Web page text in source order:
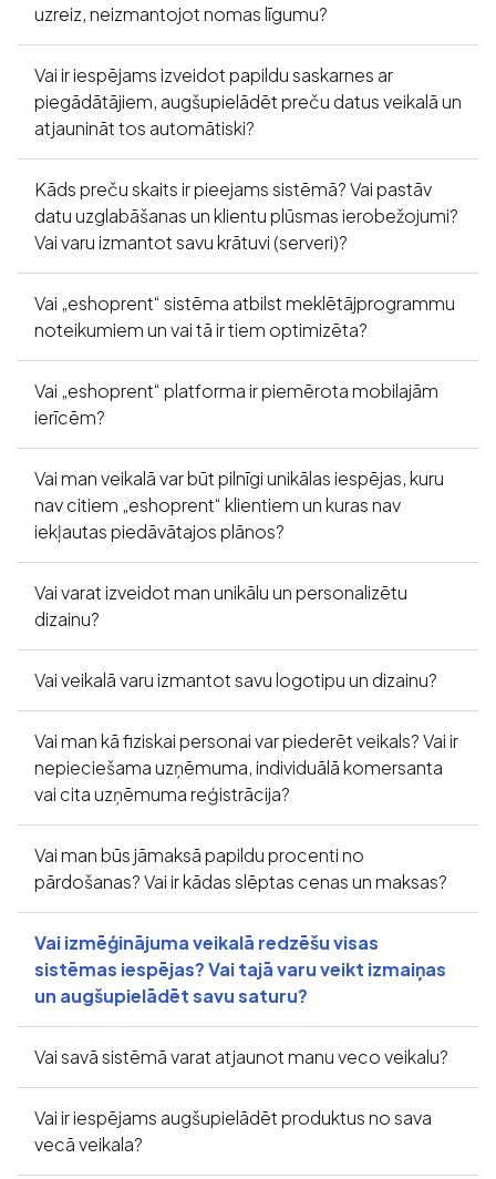
uzreiz, neizmantojot nomas līgumu?
Vai ir iespējams izveidot papildu saskarnes ar
piegādātājiem, augšupielādēt preču datus veikalā un
atjaunināt tos automātiski?
Kāds preču skaits ir pieejams sistēmā? Vai pastāv
datu uzglabāšanas un klientu plūsmas ierobežojumi?
Vai varu izmantot savu krātuvi (serveri)?
Vai „eshoprent“ sistēma atbilst meklētājprogrammu
noteikumiem un vai tā ir tiem optimizēta?
Vai „eshoprent“ platforma ir piemērota mobilajām
ierīcēm?
Vai man veikalā var būt pilnīgi unikālas iespējas, kuru
nav citiem „eshoprent“ klientiem un kuras nav
iekļautas piedāvātajos plānos?
Vai varat izveidot man unikālu un personalizētu
dizainu?
Vai veikalā varu izmantot savu logotipu un dizainu?
Vai man kā fiziskai personai var piederēt veikals? Vai ir
nepieciešama uzņēmuma, individuālā komersanta
vai cita uzņēmuma reģistrācija?
Vai man būs jāmaksā papildu procenti no
pārdošanas? Vai ir kādas slēptas cenas un maksas?
Vai izmēģinājuma veikalā redzēšu visas
sistēmas iespējas? Vai tajā varu veikt izmaiņas
un augšupielādēt savu saturu?
Vai savā sistēmā varat atjaunot manu veco veikalu?
Vai ir iespējams augšupielādēt produktus no sava
vecā veikala?